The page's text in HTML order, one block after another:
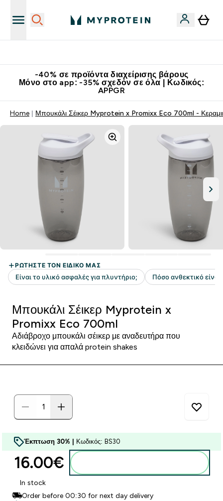
-40% σε προϊόντα διαχείρισης βάρους
Μόνο στο app: -35% σχεδόν σε όλα | Κωδικός:
APPGR
Home Μπουκάλι Σέικερ Myprotein x Promixx Eco 700ml -
Μπουκάλι Σέικερ Myprotein x
Promixx Eco 700ml
Αδιάβροχο μπουκάλι σέικερ με αναδευτήρα που
κλειδώνει για απαλά protein shakes
Έκπτωση 30% | Κωδικός: BS30
16.00€‎
In stock
Order before 00:30 for next day delivery